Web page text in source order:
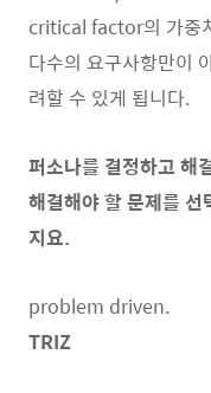
critical factor의 가중
다수의 요구사항만이
려할 수 있게 됩니다.
퍼소나를 결정하고 해
해결해야 할 문제를 선
지요.
problem driven.
TRIZ